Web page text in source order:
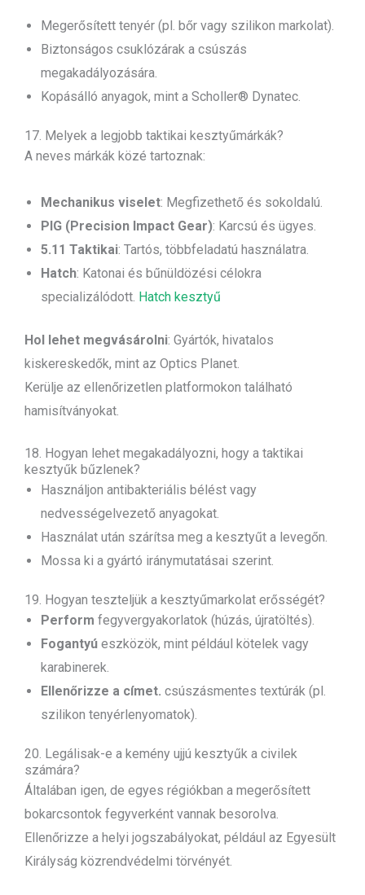
Megerősített tenyér (pl. bőr vagy szilikon markolat).
Biztonságos csuklózárak a csúszás
megakadályozására.
Kopásálló anyagok, mint a Scholler® Dynatec.
17. Melyek a legjobb taktikai kesztyűmárkák?
A neves márkák közé tartoznak:
Mechanikus viselet: Megfizethető és sokoldalú.
PIG (Precision Impact Gear): Karcsú és ügyes.
5.11 Taktikai: Tartós, többfeladatú használatra.
Hatch: Katonai és bűnüldözési célokra
specializálódott. Hatch kesztyű
Hol lehet megvásárolni: Gyártók, hivatalos
kiskereskedők, mint az Optics Planet.
Kerülje az ellenőrizetlen platformokon található
hamisítványokat.
18. Hogyan lehet megakadályozni, hogy a taktikai
kesztyűk bűzlenek?
Használjon antibakteriális bélést vagy
nedvességelvezető anyagokat.
Használat után szárítsa meg a kesztyűt a levegőn.
Mossa ki a gyártó iránymutatásai szerint.
19. Hogyan teszteljük a kesztyűmarkolat erősségét?
Perform fegyvergyakorlatok (húzás, újratöltés).
Fogantyú eszközök, mint például kötelek vagy
karabinerek.
Ellenőrizze a címet. csúszásmentes textúrák (pl.
szilikon tenyérlenyomatok).
20. Legálisak-e a kemény ujjú kesztyűk a civilek
számára?
Általában igen, de egyes régiókban a megerősített
bokarcsontok fegyverként vannak besorolva.
Ellenőrizze a helyi jogszabályokat, például az Egyesült
Királyság közrendvédelmi törvényét.